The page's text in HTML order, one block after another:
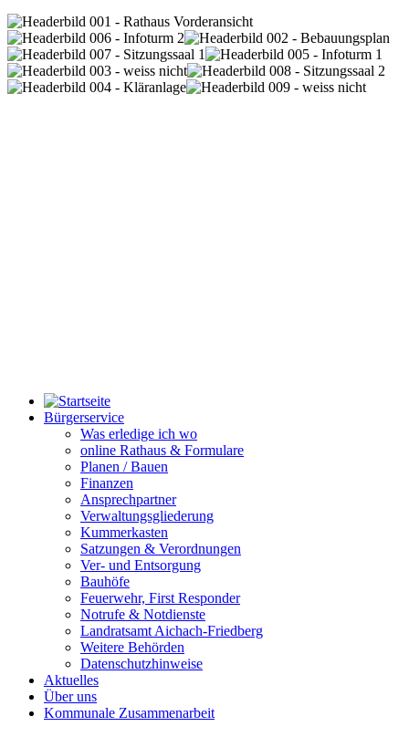
Bürgerservice
Was erledige ich wo
online Rathaus & Formulare
Planen / Bauen
Finanzen
Ansprechpartner
Verwaltungsgliederung
Kummerkasten
Satzungen & Verordnungen
Ver- und Entsorgung
Bauhöfe
Feuerwehr, First Responder
Notrufe & Notdienste
Landratsamt Aichach-Friedberg
Weitere Behörden
Datenschutzhinweise
Aktuelles
Über uns
Kommunale Zusammenarbeit